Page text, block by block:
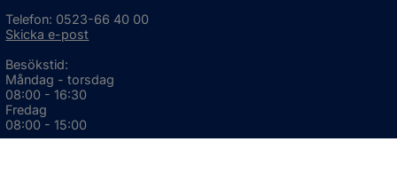
Telefon: 0523-66 40 00
Skicka e-post
Besökstid:
Måndag - torsdag
08:00 - 16:30
Fredag
08:00 - 15:00